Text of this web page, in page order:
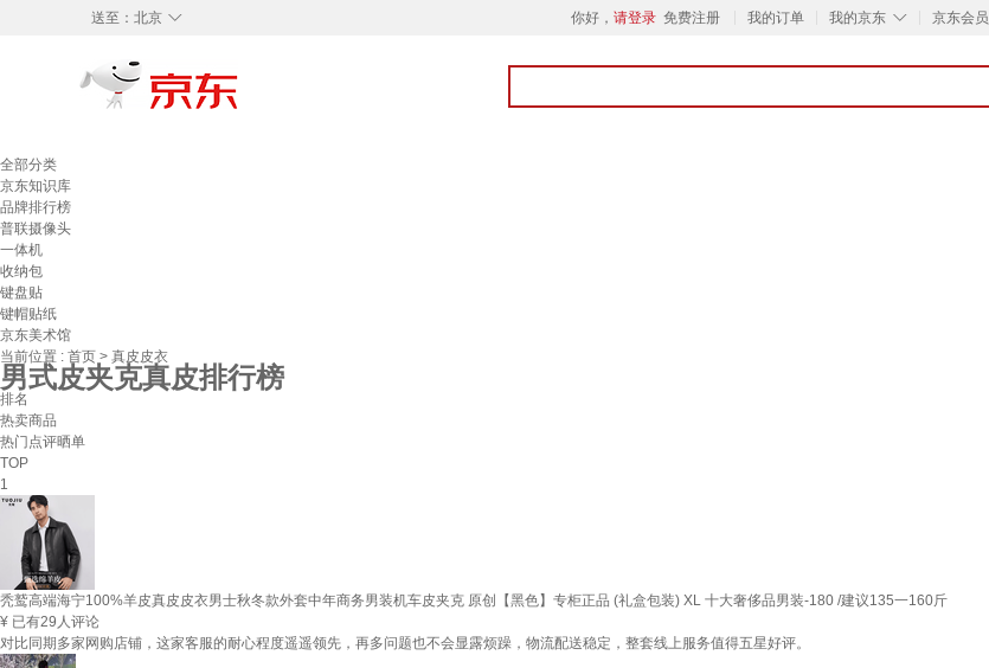
◇
送至： 北京 你好， 请登录 免费注册 我的订单 ◇
我的京东 京东会员
全部分类
京东知识库
品牌排行榜
普联摄像头
一体机
收纳包
键盘贴
键帽贴纸
京东美术馆
当前位置 : 首页 > 真皮皮衣
男式皮夹克真皮排行榜
排名
热卖商品
热门点评晒单
TOP
1
秃鹫高端海宁100%羊皮真皮皮衣男士秋冬款外套中年商务男装机车皮夹克 原创【黑色】专柜正品 (礼盒包装) XL 十大奢侈品男装-180 /建议135一160斤
¥ 已有29人评论
对比同期多家网购店铺，这家客服的耐心程度遥遥领先，再多问题也不会显露烦躁，物流配送稳定，整套线上服务值得五星好评。